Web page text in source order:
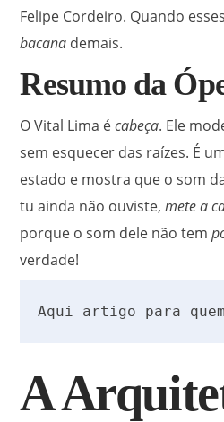
Felipe Cordeiro. Quando
bacana demais.
Resumo da
O Vital Lima écabeça. Ele
sem esquecer das raízes. É
estado e mostra que o som
tu ainda não ouviste,mete a
porque o som dele não tem
verdade!
Aqui artigo para
A